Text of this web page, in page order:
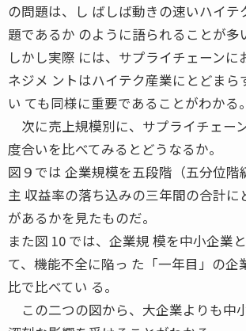
の問題は、し ばしば動きの速いハイテ
題であるか のように語られることが多
しかし実際 には、サプライチェーンに
ネジメ ントはハイテク産業にとどまら
い ても同様に重要であることがわかる。
次に売上規模別に、サプライチェー
度合いを比べてみるとどうなるか。
図９では 企業規模を五段階（五分位階
主 収益率の落ち込みの三年間の合計に
があるかを見たものだ。
また図 10 では、企業規 模を中小企業
て、機能不全に陥っ た「一年目」の企
比で比べてい る。
この二つの図から、大企業よりも中